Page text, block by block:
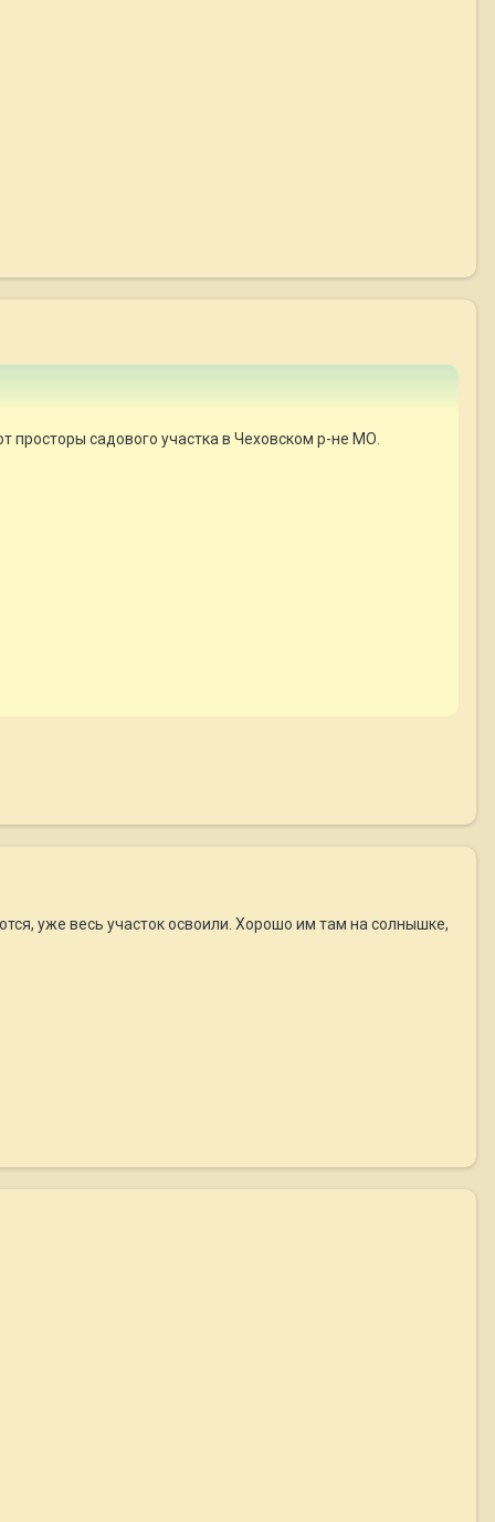
просторы садового участка в Чеховском р-не МО.
уже весь участок освоили. Хорошо им там на солнышке,